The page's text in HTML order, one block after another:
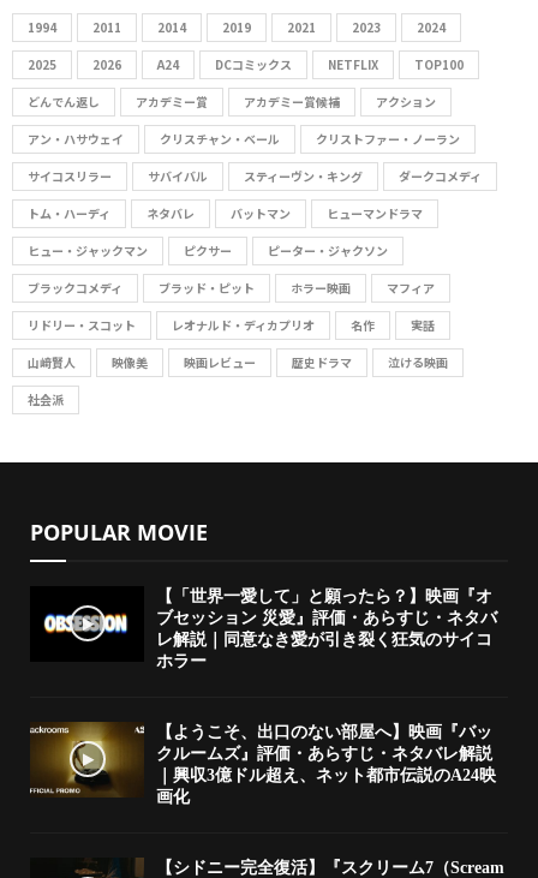
o
r
:
1994 2011 2014 2019 2021 2023 2024
2025 2026 A24 DCコミックス NETFLIX TOP100
どんでん返し アカデミー賞 アカデミー賞候補 アクション
アン・ハサウェイ クリスチャン・ベール クリストファー・ノーラン
サイコスリラー サバイバル スティーヴン・キング ダークコメディ
トム・ハーディ ネタバレ バットマン ヒューマンドラマ
ヒュー・ジャックマン ピクサー ピーター・ジャクソン
ブラックコメディ ブラッド・ピット ホラー映画 マフィア
リドリー・スコット レオナルド・ディカプリオ 名作 実話
山﨑賢人 映像美 映画レビュー 歴史ドラマ 泣ける映画
社会派
POPULAR MOVIE
【「世界一愛して」と願ったら？】映画『オ
ブセッション 災愛』評価・あらすじ・ネタバ
レ解説｜同意なき愛が引き裂く狂気のサイコ
ホラー
【ようこそ、出口のない部屋へ】映画『バッ
クルームズ』評価・あらすじ・ネタバレ解説
｜興収3億ドル超え、ネット都市伝説のA24映
画化
【シドニー完全復活】『スクリーム7（Scream